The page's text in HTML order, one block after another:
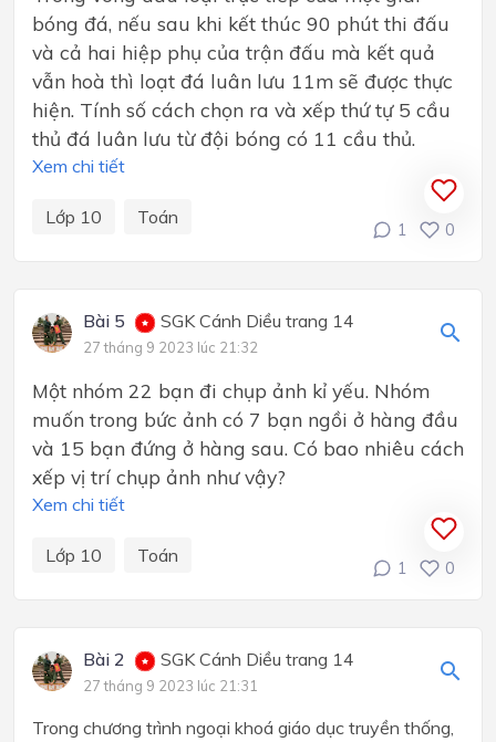
bóng đá, nếu sau khi kết thúc 90 phút thi đấu
và cả hai hiệp phụ của trận đấu mà kết quả
vẫn hoà thì loạt đá luân lưu 11m sẽ được thực
hiện. Tính số cách chọn ra và xếp thứ tự 5 cầu
thủ đá luân lưu từ đội bóng có 11 cầu thủ.
Xem chi tiết
Lớp 10 Toán
1 0
Bài 5 SGK Cánh Diều trang 14
27 tháng 9 2023 lúc 21:32
Một nhóm 22 bạn đi chụp ảnh kỉ yếu. Nhóm
muốn trong bức ảnh có 7 bạn ngồi ở hàng đầu
và 15 bạn đứng ở hàng sau. Có bao nhiêu cách
xếp vị trí chụp ảnh như vậy?
Xem chi tiết
Lớp 10 Toán
1 0
Bài 2 SGK Cánh Diều trang 14
27 tháng 9 2023 lúc 21:31
Trong chương trình ngoại khoá giáo dục truyền thống,